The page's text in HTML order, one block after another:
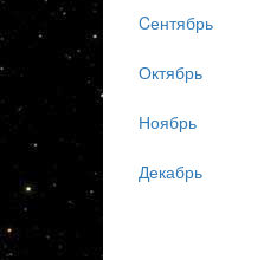
Cентябрь
Октябрь
Ноябрь
Декабрь